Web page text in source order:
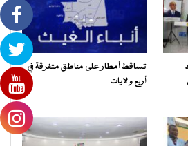
تساقط أمطار على مناطق متفرقة في
أربع ولايات